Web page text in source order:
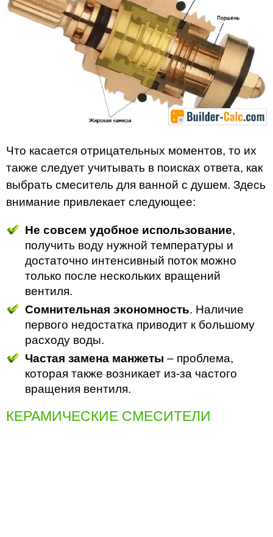
Что касается отрицательных моментов, то их
также следует учитывать в поисках ответа, как
выбрать смеситель для ванной с душем. Здесь
внимание привлекает следующее:
Не совсем удобное использование,
получить воду нужной температуры и
достаточно интенсивный поток можно
только после нескольких вращений
вентиля.
Сомнительная экономность. Наличие
первого недостатка приводит к большому
расходу воды.
Частая замена манжеты – проблема,
которая также возникает из-за частого
вращения вентиля.
КЕРАМИЧЕСКИЕ СМЕСИТЕЛИ